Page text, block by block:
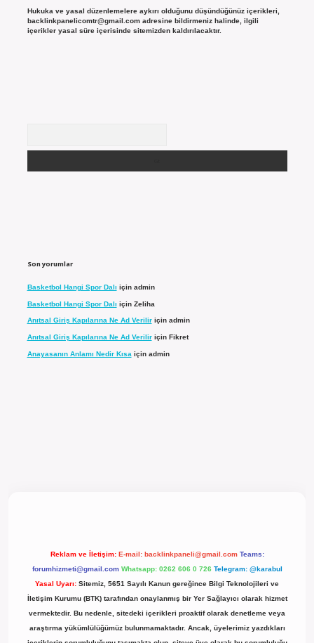
Hukuka ve yasal düzenlemelere aykırı olduğunu düşündüğünüz içerikleri,
backlinkpanelicomtr@gmail.comadresine bildirmeniz halinde, ilgili
içerikler yasal süre içerisinde sitemizden kaldırılacaktır.
Son yorumlar
Basketbol Hangi Spor Dalı için admin
Basketbol Hangi Spor Dalı için Zeliha
Anıtsal Giriş Kapılarına Ne Ad Veriliriçin admin
Anıtsal Giriş Kapılarına Ne Ad Veriliriçin Fikret
Anayasanın Anlamı Nedir Kısa için admin
Reklam ve İletişim: E-mail: backlinkpaneli@gmail.com Teams:
forumhizmeti@gmail.com Whatsapp: 0262 606 0 726 Telegram: @karabul
Yasal Uyarı: Sitemiz, 5651 Sayılı Kanun gereğince Bilgi Teknolojileri ve
İletişim Kurumu (BTK) tarafından onaylanmış bir Yer Sağlayıcı olarak hizmet
vermektedir. Bu nedenle, sitedeki içerikleri proaktif olarak denetleme veya
araştırma yükümlülüğümüz bulunmamaktadır. Ancak, üyelerimiz yazdıkları